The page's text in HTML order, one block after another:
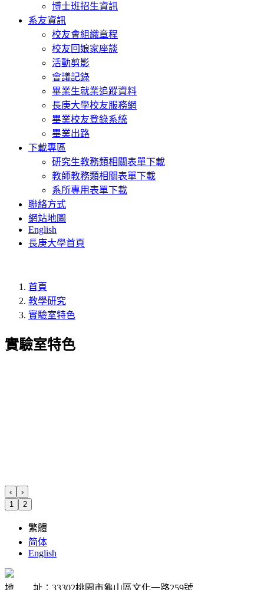
博士班招生資訊
系友資訊
校友會組織章程
校友回娘家座談
活動剪影
會議記錄
畢業生就業追蹤資料
長庚大學校友服務網
畢業校友登錄系統
畢業出路
下載專區
研究生教務類相關表單下載
教師教務類相關表單下載
系所專用表單下載
聯絡方式
網站地圖
English
長庚大學首頁
首頁
教學研究
實驗室特色
實驗室特色
‹
›
1
2
繁體
简体
English
地 址：33302桃園市龜山區文化一路259號